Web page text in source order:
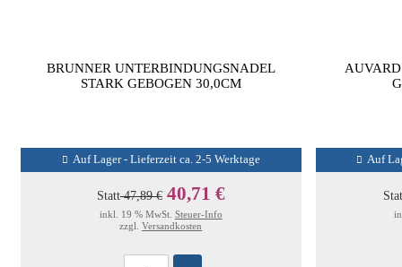
BRUNNER UNTERBINDUNGSNADEL
STARK GEBOGEN 30,0CM
Auf Lager - Lieferzeit ca. 2-5 Werktage
Statt47,89 € 40,71 €
inkl. 19 % MwSt. Steuer-Info
zzgl.Versandkosten
Auf